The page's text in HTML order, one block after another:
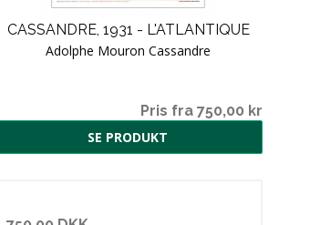
CASSANDRE, 1931 - L'ATLANTIQUE
Adolphe Mouron Cassandre
Pris fra 750,00 kr
SE PRODUKT